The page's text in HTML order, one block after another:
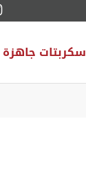
سكربتات جاهزة